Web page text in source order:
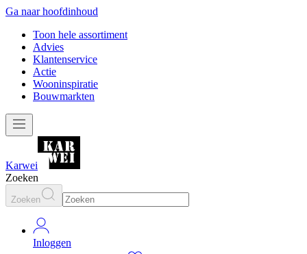
Ga naar hoofdinhoud
Toon hele assortiment
Advies
Klantenservice
Actie
Wooninspiratie
Bouwmarkten
Karwei
Zoeken
Zoeken
Inloggen